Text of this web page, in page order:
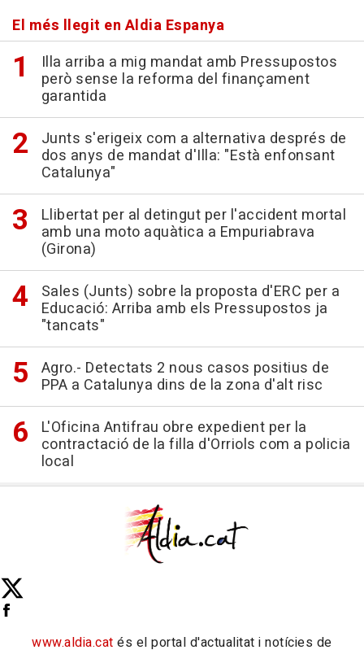
El més llegit en Aldia Espanya
Illa arriba a mig mandat amb Pressupostos
però sense la reforma del finançament
garantida
Junts s'erigeix com a alternativa després de
dos anys de mandat d'Illa: "Està enfonsant
Catalunya"
Llibertat per al detingut per l'accident mortal
amb una moto aquàtica a Empuriabrava
(Girona)
Sales (Junts) sobre la proposta d'ERC per a
Educació: Arriba amb els Pressupostos ja
"tancats"
Agro.- Detectats 2 nous casos positius de
PPA a Catalunya dins de la zona d'alt risc
L'Oficina Antifrau obre expedient per la
contractació de la filla d'Orriols com a policia
local
www.aldia.cat és el portal d'actualitat i notícies de